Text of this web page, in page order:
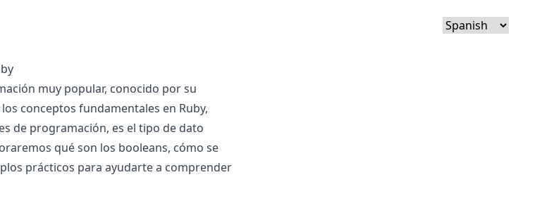
muy popular, conocido por su
conceptos fundamentales en Ruby,
de programación, es el tipo de dato
qué son los booleans, cómo se
prácticos para ayudarte a comprender